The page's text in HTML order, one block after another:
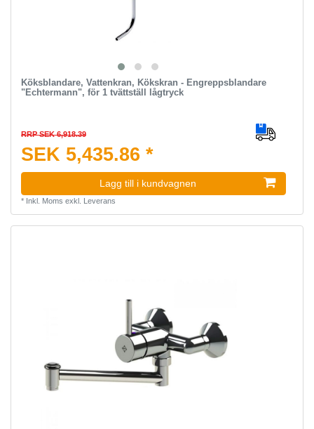
Köksblandare, Vattenkran, Kökskran - Engreppsblandare
"Echtermann", för 1 tvättställ lågtryck
RRP SEK 6,918.39
SEK 5,435.86 *
Lagg till i kundvagnen
* Inkl. Moms exkl. Leverans